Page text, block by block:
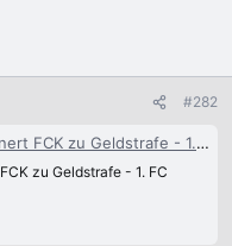
#282
Geldstrafe - 1. FC Kaiserslautern
zu Geldstrafe - 1. FC